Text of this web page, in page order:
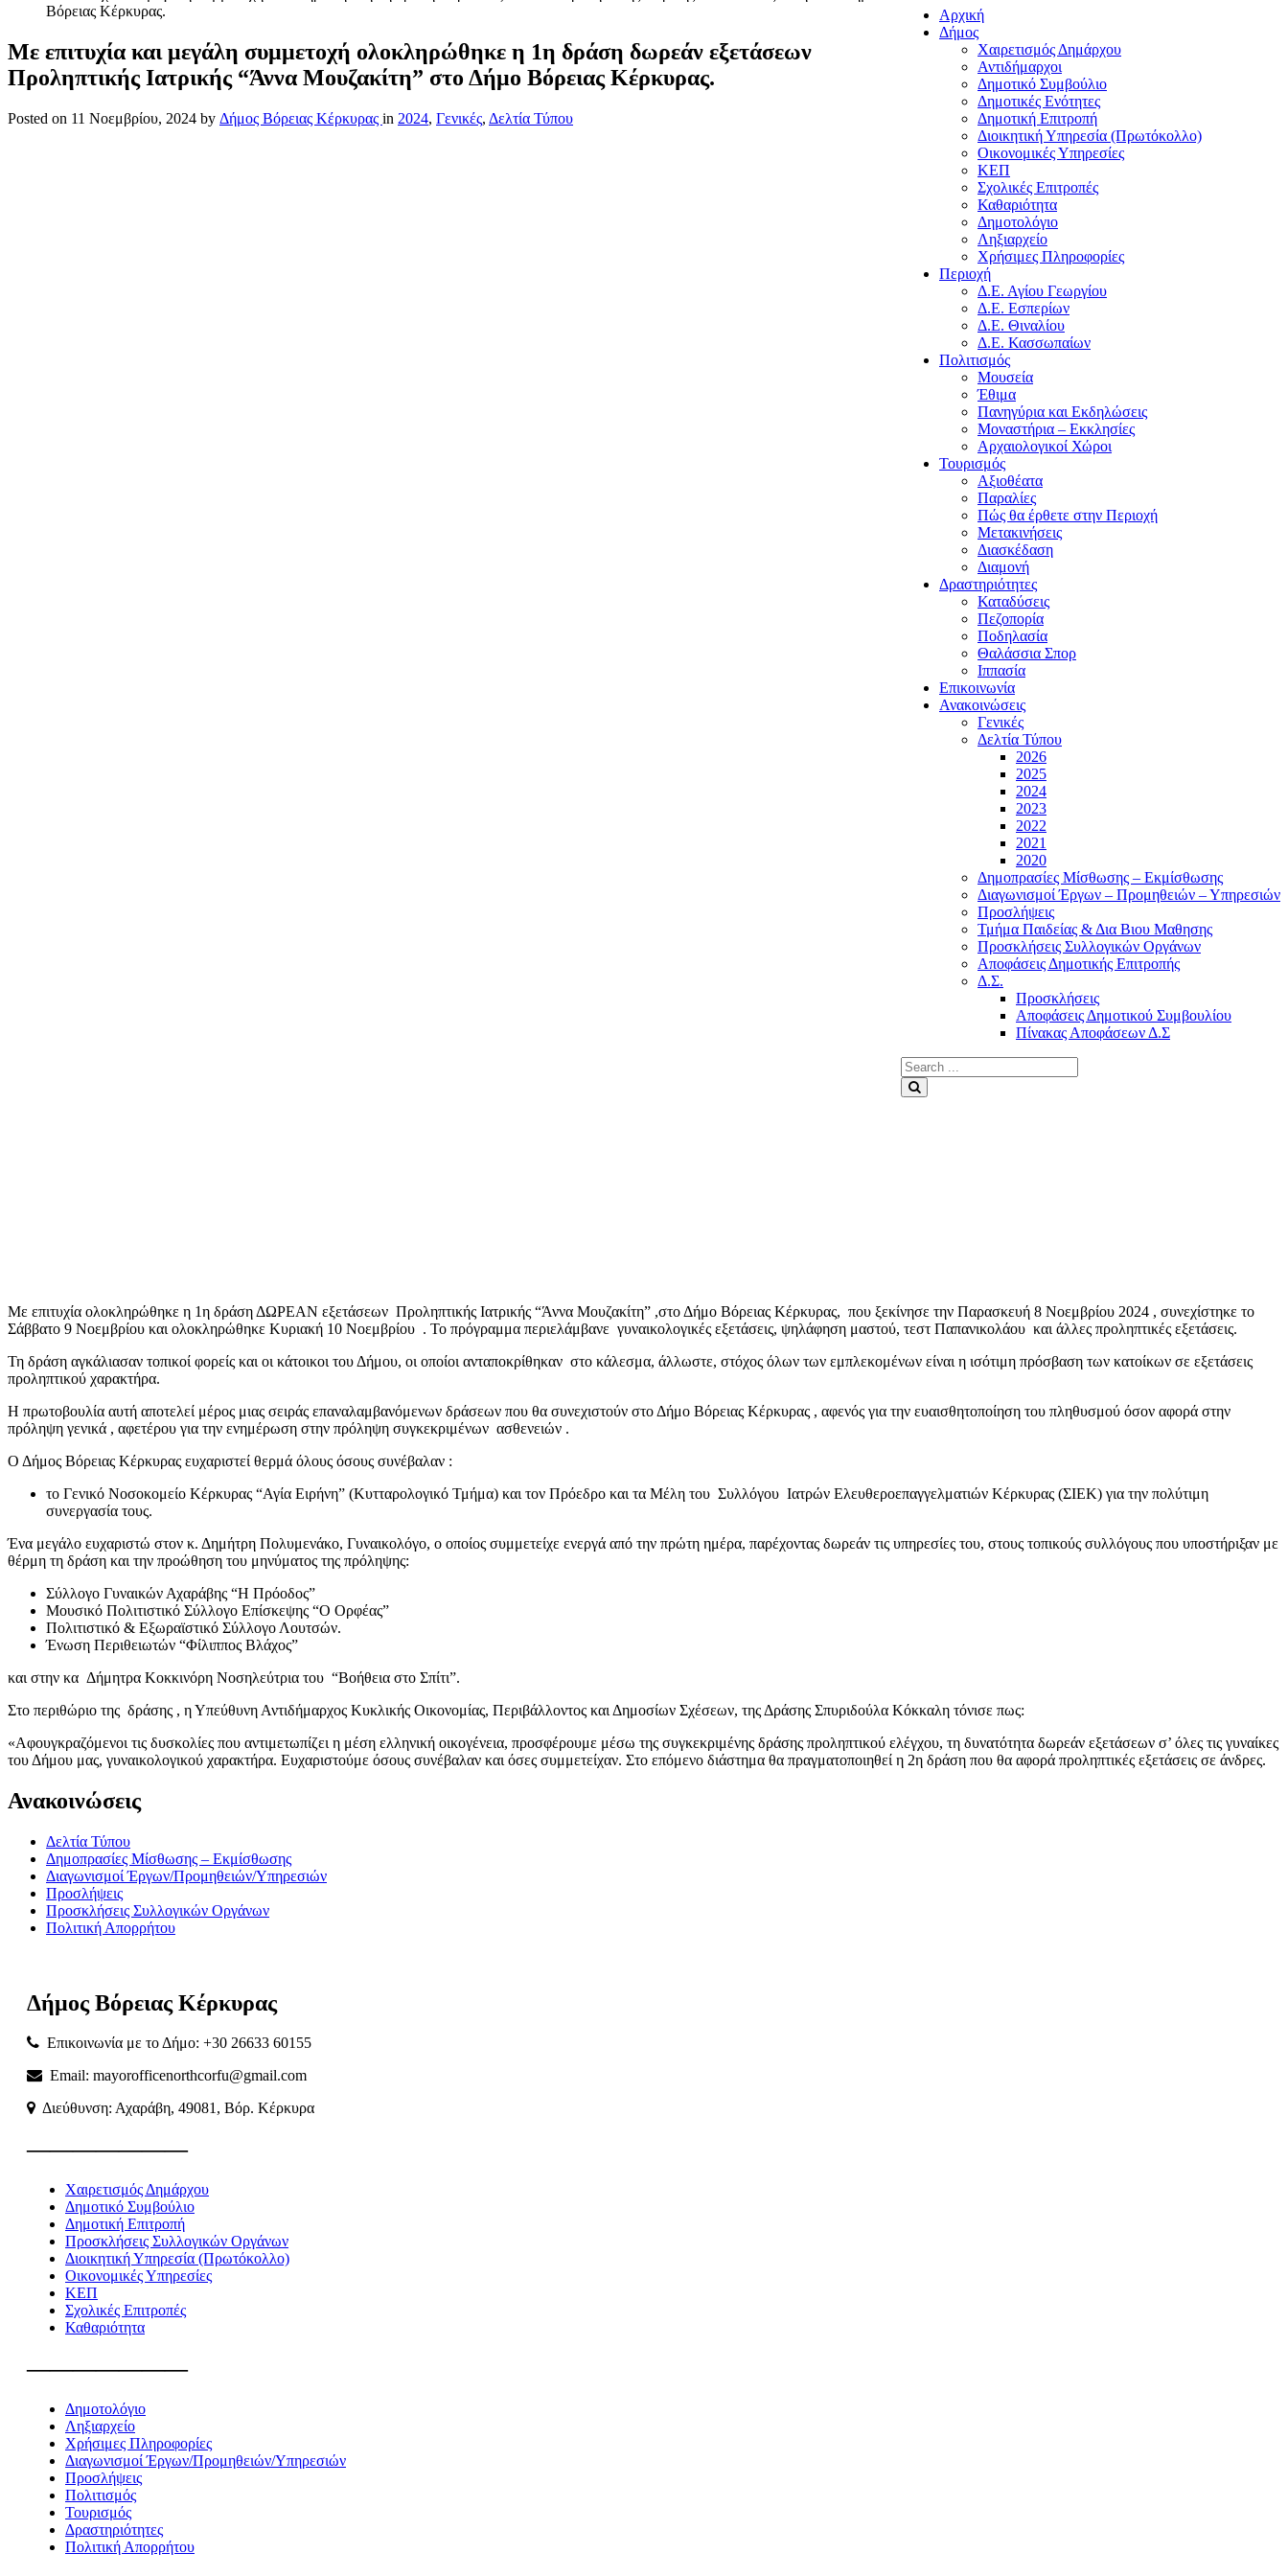
Αρχική
Δήμος
Χαιρετισμός Δημάρχου
Αντιδήμαρχοι
Δημοτικό Συμβούλιο
Δημοτικές Ενότητες
Δημοτική Επιτροπή
Διοικητική Υπηρεσία (Πρωτόκολλο)
Οικονομικές Υπηρεσίες
ΚΕΠ
Σχολικές Επιτροπές
Καθαριότητα
Δημοτολόγιο
Ληξιαρχείο
Χρήσιμες Πληροφορίες
Περιοχή
Δ.Ε. Αγίου Γεωργίου
Δ.Ε. Εσπερίων
Δ.Ε. Θιναλίου
Δ.Ε. Κασσωπαίων
Πολιτισμός
Μουσεία
Έθιμα
Πανηγύρια και Εκδηλώσεις
Μοναστήρια – Εκκλησίες
Αρχαιολογικοί Χώροι
Τουρισμός
Αξιοθέατα
Παραλίες
Πώς θα έρθετε στην Περιοχή
Μετακινήσεις
Διασκέδαση
Διαμονή
Δραστηριότητες
Καταδύσεις
Πεζοπορία
Ποδηλασία
Θαλάσσια Σπορ
Ιππασία
Επικοινωνία
Ανακοινώσεις
Γενικές
Δελτία Τύπου
2026
2025
2024
2023
2022
2021
2020
Δημοπρασίες Μίσθωσης – Εκμίσθωσης
Διαγωνισμοί Έργων – Προμηθειών – Υπηρεσιών
Προσλήψεις
Τμήμα Παιδείας & Δια Βιου Μαθησης
Προσκλήσεις Συλλογικών Οργάνων
Αποφάσεις Δημοτικής Επιτροπής
Δ.Σ.
Προσκλήσεις
Αποφάσεις Δημοτικού Συμβουλίου
Πίνακας Αποφάσεων Δ.Σ
Search
for:
Βόρειας Κέρκυρας.
Με επιτυχία και μεγάλη συμμετοχή ολοκληρώθηκε η 1η δράση δωρεάν εξετάσεων
Προληπτικής Ιατρικής “Άννα Μουζακίτη” στο Δήμο Βόρειας Κέρκυρας.
Posted on 11 Νοεμβρίου, 2024 by Δήμος Βόρειας Κέρκυρας in 2024, Γενικές, Δελτία Τύπου
Με επιτυχία ολοκληρώθηκε η 1η δράση ΔΩΡΕΑΝ εξετάσεων Προληπτικής Ιατρικής “Άννα Μουζακίτη” ,στο Δήμο Βόρειας Κέρκυρας, που ξεκίνησε την Παρασκευή 8 Νοεμβρίου 2024 , συνεχίστηκε το
Σάββατο 9 Νοεμβρίου και ολοκληρώθηκε Κυριακή 10 Νοεμβρίου . Το πρόγραμμα περιελάμβανε γυναικολογικές εξετάσεις, ψηλάφηση μαστού, τεστ Παπανικολάου και άλλες προληπτικές εξετάσεις.
Τη δράση αγκάλιασαν τοπικοί φορείς και οι κάτοικοι του Δήμου, οι οποίοι ανταποκρίθηκαν στο κάλεσμα, άλλωστε, στόχος όλων των εμπλεκομένων είναι η ισότιμη πρόσβαση των κατοίκων σε εξετάσεις
προληπτικού χαρακτήρα.
Η πρωτοβουλία αυτή αποτελεί μέρος μιας σειράς επαναλαμβανόμενων δράσεων που θα συνεχιστούν στο Δήμο Βόρειας Κέρκυρας , αφενός για την ευαισθητοποίηση του πληθυσμού όσον αφορά στην
πρόληψη γενικά , αφετέρου για την ενημέρωση στην πρόληψη συγκεκριμένων ασθενειών .
Ο Δήμος Βόρειας Κέρκυρας ευχαριστεί θερμά όλους όσους συνέβαλαν :
το Γενικό Νοσοκομείο Κέρκυρας “Αγία Ειρήνη” (Κυτταρολογικό Τμήμα) και τον Πρόεδρο και τα Μέλη του Συλλόγου Ιατρών Ελευθεροεπαγγελματιών Κέρκυρας (ΣΙΕΚ) για την πολύτιμη
συνεργασία τους.
Ένα μεγάλο ευχαριστώ στον κ. Δημήτρη Πολυμενάκο, Γυναικολόγο, ο οποίος συμμετείχε ενεργά από την πρώτη ημέρα, παρέχοντας δωρεάν τις υπηρεσίες του, στους τοπικούς συλλόγους που υποστήριξαν με
θέρμη τη δράση και την προώθηση του μηνύματος της πρόληψης:
Σύλλογο Γυναικών Αχαράβης “Η Πρόοδος”
Μουσικό Πολιτιστικό Σύλλογο Επίσκεψης “Ο Ορφέας”
Πολιτιστικό & Εξωραϊστικό Σύλλογο Λουτσών.
Ένωση Περιθειωτών “Φίλιππος Βλάχος”
και στην κα Δήμητρα Κοκκινόρη Νοσηλεύτρια του “Βοήθεια στο Σπίτι”.
Στο περιθώριο της δράσης , η Υπεύθυνη Αντιδήμαρχος Κυκλικής Οικονομίας, Περιβάλλοντος και Δημοσίων Σχέσεων, της Δράσης Σπυριδούλα Κόκκαλη τόνισε πως:
«Αφουγκραζόμενοι τις δυσκολίες που αντιμετωπίζει η μέση ελληνική οικογένεια, προσφέρουμε μέσω της συγκεκριμένης δράσης προληπτικού ελέγχου, τη δυνατότητα δωρεάν εξετάσεων σ’ όλες τις γυναίκες
του Δήμου μας, γυναικολογικού χαρακτήρα. Ευχαριστούμε όσους συνέβαλαν και όσες συμμετείχαν. Στο επόμενο διάστημα θα πραγματοποιηθεί η 2η δράση που θα αφορά προληπτικές εξετάσεις σε άνδρες.
Ανακοινώσεις
Δελτία Τύπου
Δημοπρασίες Μίσθωσης – Εκμίσθωσης
Διαγωνισμοί Έργων/Προμηθειών/Υπηρεσιών
Προσλήψεις
Προσκλήσεις Συλλογικών Οργάνων
Πολιτική Απορρήτου
Δήμος Βόρειας Κέρκυρας
Επικοινωνία με το Δήμο: +30 26633 60155
Email: mayorofficenorthcorfu@gmail.com
Διεύθυνση: Αχαράβη, 49081, Βόρ. Κέρκυρα
———————
Χαιρετισμός Δημάρχου
Δημοτικό Συμβούλιο
Δημοτική Επιτροπή
Προσκλήσεις Συλλογικών Οργάνων
Διοικητική Υπηρεσία (Πρωτόκολλο)
Οικονομικές Υπηρεσίες
ΚΕΠ
Σχολικές Επιτροπές
Καθαριότητα
———————
Δημοτολόγιο
Ληξιαρχείο
Χρήσιμες Πληροφορίες
Διαγωνισμοί Έργων/Προμηθειών/Υπηρεσιών
Προσλήψεις
Πολιτισμός
Τουρισμός
Δραστηριότητες
Πολιτική Απορρήτου